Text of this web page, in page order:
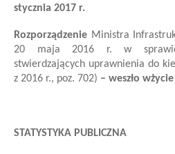
stycznia 2017 r.
Rozporządzenie Ministra
20 maja 2016 r. w sprawie
stwierdzających uprawnienia do
z 2016 r., poz. 702) – weszło w
STATYSTYKA PUBLICZNA